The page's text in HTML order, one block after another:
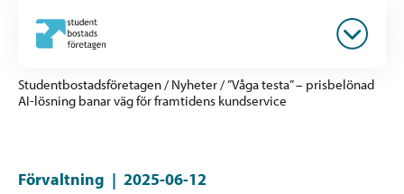
Studentbostadsföretagen/ Nyheter/”Våga testa” – prisbelönad
AI-lösning banar väg för framtidens kundservice
Förvaltning | 2025-06-12